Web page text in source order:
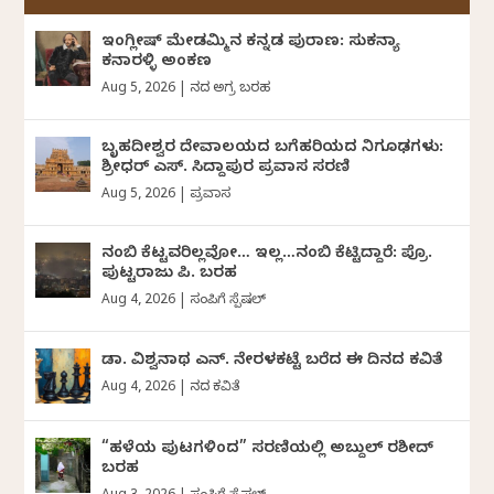
ಇಂಗ್ಲೀಷ್ ಮೇಡಮ್ಮಿನ ಕನ್ನಡ ಪುರಾಣ: ಸುಕನ್ಯಾ
ಕನಾರಳ್ಳಿ ಅಂಕಣ
Aug 5, 2026 ದಿನದ ಅಗ್ರ ಬರಹ
ಬೃಹದೀಶ್ವರ ದೇವಾಲಯದ ಬಗೆಹರಿಯದ ನಿಗೂಢಗಳು:
ಶ್ರೀಧರ್‌ ಎಸ್.‌ ಸಿದ್ದಾಪುರ ಪ್ರವಾಸ ಸರಣಿ
Aug 5, 2026 ಪ್ರವಾಸ
ನಂಬಿ ಕೆಟ್ಟವರಿಲ್ಲವೋ… ಇಲ್ಲ…ನಂಬಿ ಕೆಟ್ಟಿದ್ದಾರೆ: ಪ್ರೊ.
ಪುಟ್ಟರಾಜು ಪಿ. ಬರಹ
Aug 4, 2026 ಸಂಪಿಗೆ ಸ್ಪೆಷಲ್
ಡಾ. ವಿಶ್ವನಾಥ ಎನ್.‌ ನೇರಳಕಟ್ಟೆ ಬರೆದ ಈ ದಿನದ ಕವಿತೆ
Aug 4, 2026 ದಿನದ ಕವಿತೆ
“ಹಳೆಯ ಪುಟಗಳಿಂದ” ಸರಣಿಯಲ್ಲಿ ಅಬ್ದುಲ್‌ ರಶೀದ್‌
ಬರಹ